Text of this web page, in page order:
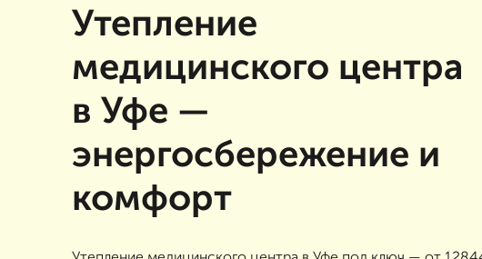
Утепление
медицинского центра
в Уфе —
энергосбережение и
комфорт